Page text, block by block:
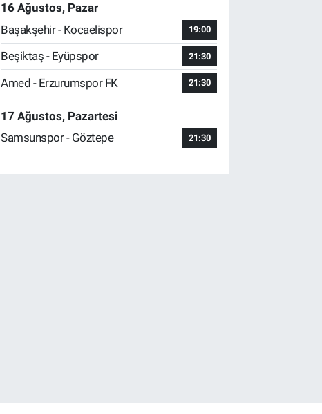
16 Ağustos, Pazar
Başakşehir - Kocaelispor
19:00
Beşiktaş - Eyüpspor 21:30
Amed - Erzurumspor FK 21:30
17 Ağustos, Pazartesi
Samsunspor - Göztepe
21:30